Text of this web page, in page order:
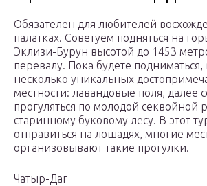
Обязателен для любителей
палатках. Советуем подняться на
Эклизи-Бурун высотой до 1453
перевалу. Пока будете подниматься,
несколько уникальных
местности: лавандовые поля, далее
прогуляться по молодой секвойной
старинному буковому лесу. В этот
отправиться на лошадях, многие
организовывают такие прогулки.
Чатыр-Даг